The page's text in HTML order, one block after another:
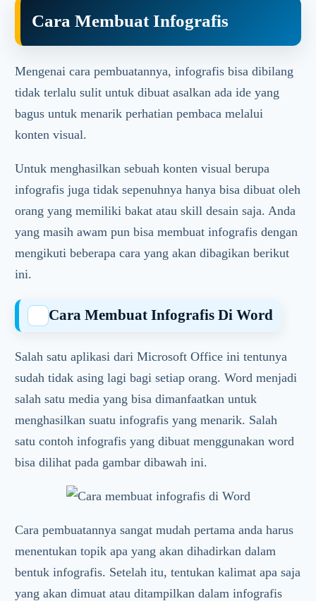
Cara Membuat Infografis
Mengenai cara pembuatannya, infografis bisa dibilang
tidak terlalu sulit untuk dibuat asalkan ada ide yang
bagus untuk menarik perhatian pembaca melalui
konten visual.
Untuk menghasilkan sebuah konten visual berupa
infografis juga tidak sepenuhnya hanya bisa dibuat oleh
orang yang memiliki bakat atau skill desain saja. Anda
yang masih awam pun bisa membuat infografis dengan
mengikuti beberapa cara yang akan dibagikan berikut
ini.
Cara Membuat Infografis Di Word
Salah satu aplikasi dari Microsoft Office ini tentunya
sudah tidak asing lagi bagi setiap orang. Word menjadi
salah satu media yang bisa dimanfaatkan untuk
menghasilkan suatu infografis yang menarik. Salah
satu contoh infografis yang dibuat menggunakan word
bisa dilihat pada gambar dibawah ini.
Cara pembuatannya sangat mudah pertama anda harus
menentukan topik apa yang akan dihadirkan dalam
bentuk infografis. Setelah itu, tentukan kalimat apa saja
yang akan dimuat atau ditampilkan dalam infografis